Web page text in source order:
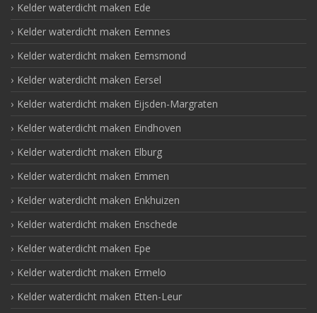
Kelder waterdicht maken Ede
Kelder waterdicht maken Eemnes
Kelder waterdicht maken Eemsmond
Kelder waterdicht maken Eersel
Kelder waterdicht maken Eijsden-Margraten
Kelder waterdicht maken Eindhoven
Kelder waterdicht maken Elburg
Kelder waterdicht maken Emmen
Kelder waterdicht maken Enkhuizen
Kelder waterdicht maken Enschede
Kelder waterdicht maken Epe
Kelder waterdicht maken Ermelo
Kelder waterdicht maken Etten-Leur